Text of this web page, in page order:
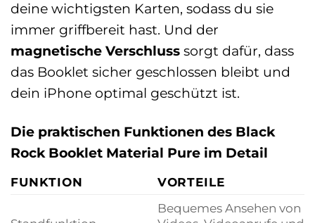
deine wichtigsten Karten, sodass du sie
immer griffbereit hast. Und der
magnetische Verschluss sorgt dafür, dass
das Booklet sicher geschlossen bleibt und
dein iPhone optimal geschützt ist.
Die praktischen Funktionen des Black
Rock Booklet Material Pure im Detail
FUNKTION VORTEILE
Bequemes Ansehen von